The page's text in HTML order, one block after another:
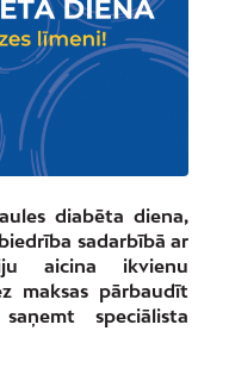
diabēta diena,
sadarbībā ar
aicina ikvienu
maksas pārbaudīt
speciālista